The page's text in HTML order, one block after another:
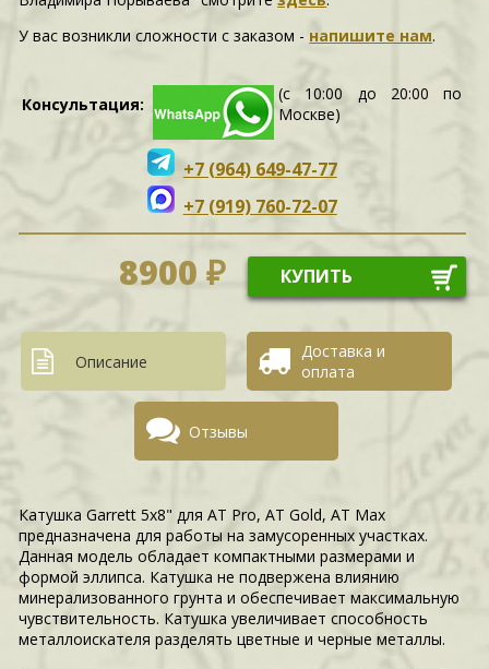
У вас возникли сложности c заказом - напишите нам.
Консультация:
(с 10:00 до 20:00 по
Москве)
+7 (964) 649-47-77
+7 (919) 760-72-07
8900 ₽ КУПИТЬ
Описание
Доставка и
оплата
Отзывы
Катушка Garrett 5х8" для AT Pro, AT Gold, AT Max
предназначена для работы на замусоренных участках.
Данная модель обладает компактными размерами и
формой эллипса. Катушка не подвержена влиянию
минерализованного грунта и обеспечивает максимальную
чувствительность. Катушка увеличивает способность
металлоискателя разделять цветные и черные металлы.